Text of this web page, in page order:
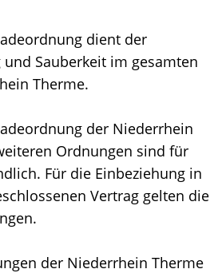
dient der
Sauberkeit im gesamten
Therme.
der Niederrhein
Ordnungen sind für
Für die Einbeziehung in
Vertrag gelten die
der Niederrhein Therme